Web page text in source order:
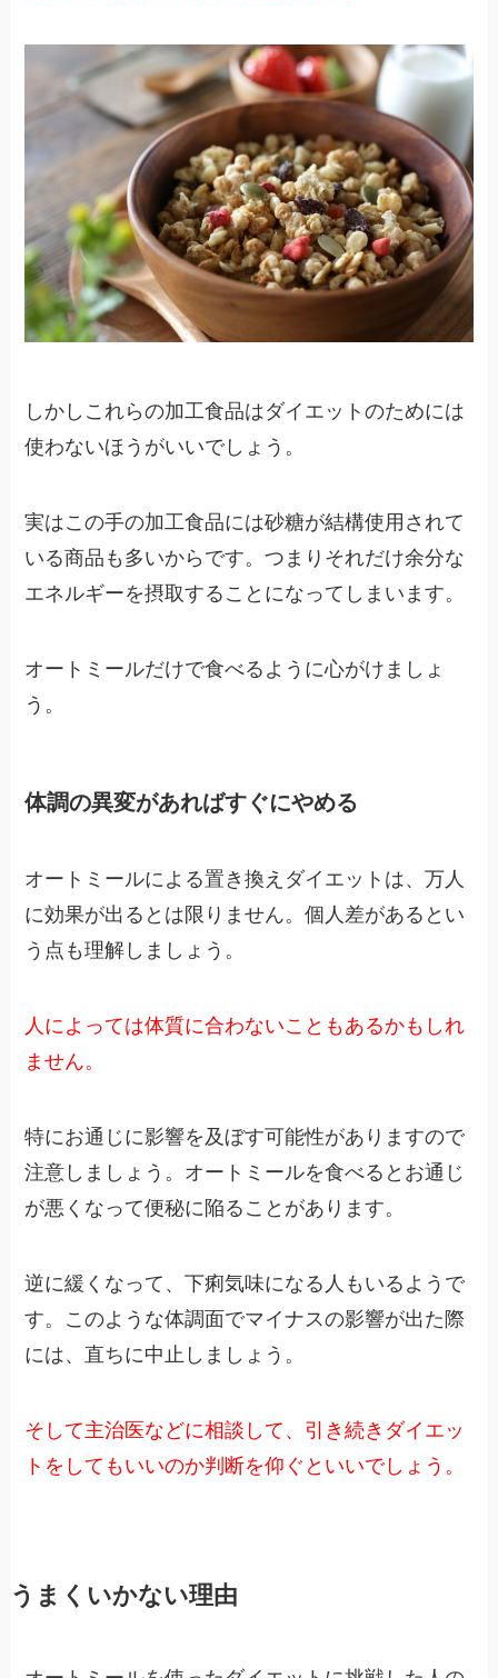
しかしこれらの加工食品はダイエットのためには
使わないほうがいいでしょう。
実はこの手の加工食品には砂糖が結構使用されて
いる商品も多いからです。つまりそれだけ余分な
エネルギーを摂取することになってしまいます。
オートミールだけで食べるように心がけましょ
う。
体調の異変があればすぐにやめる
オートミールによる置き換えダイエットは、万人
に効果が出るとは限りません。個人差があるとい
う点も理解しましょう。
人によっては体質に合わないこともあるかもしれ
ません。
特にお通じに影響を及ぼす可能性がありますので
注意しましょう。オートミールを食べるとお通じ
が悪くなって便秘に陥ることがあります。
逆に緩くなって、下痢気味になる人もいるようで
す。このような体調面でマイナスの影響が出た際
には、直ちに中止しましょう。
そして主治医などに相談して、引き続きダイエッ
トをしてもいいのか判断を仰ぐといいでしょう。
うまくいかない理由